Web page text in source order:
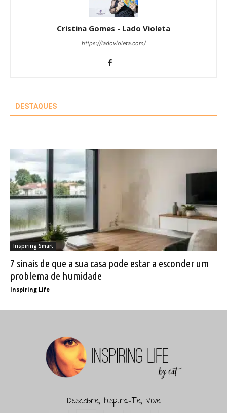
Cristina Gomes - Lado Violeta
https://ladovioleta.com/
DESTAQUES
Inspiring Smart
7 sinais de que a sua casa pode estar a esconder um
problema de humidade
Inspiring Life
Descobre, Inspira-Te, Vive